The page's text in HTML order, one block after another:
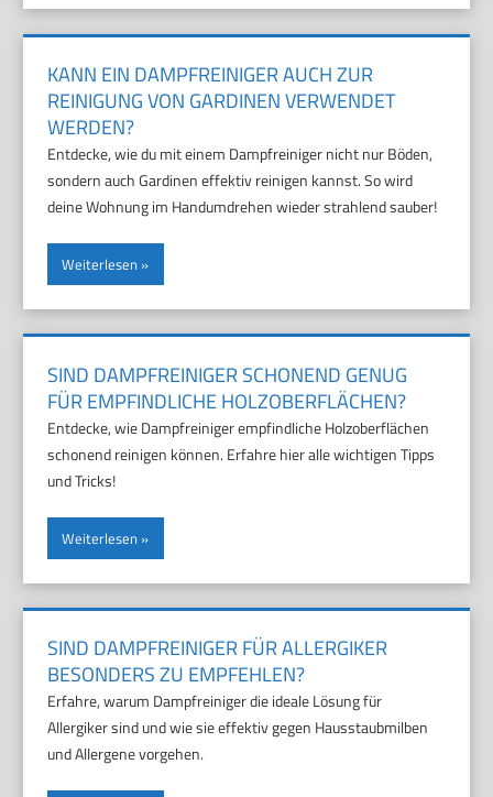
KANN EIN DAMPFREINIGER AUCH ZUR
REINIGUNG VON GARDINEN VERWENDET
WERDEN?
Entdecke, wie du mit einem Dampfreiniger nicht nur Böden,
sondern auch Gardinen effektiv reinigen kannst. So wird
deine Wohnung im Handumdrehen wieder strahlend sauber!
Weiterlesen
SIND DAMPFREINIGER SCHONEND GENUG
FÜR EMPFINDLICHE HOLZOBERFLÄCHEN?
Entdecke, wie Dampfreiniger empfindliche Holzoberflächen
schonend reinigen können. Erfahre hier alle wichtigen Tipps
und Tricks!
Weiterlesen
SIND DAMPFREINIGER FÜR ALLERGIKER
BESONDERS ZU EMPFEHLEN?
Erfahre, warum Dampfreiniger die ideale Lösung für
Allergiker sind und wie sie effektiv gegen Hausstaubmilben
und Allergene vorgehen.